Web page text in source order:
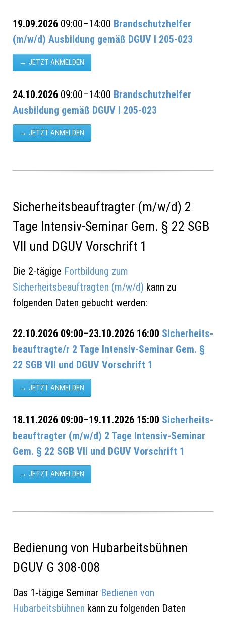
19.09.202609:00–14:00 Brandschutzhelfer
(m/w/d) Ausbildung gemäß DGUV I 205-023
JETZT ANMELDEN
24.10.202609:00–14:00 Brandschutzhelfer
Ausbildung gemäß DGUV I 205-023
JETZT ANMELDEN
Sicherheitsbeauftragter (m/w/d) 2
Tage Intensiv-Seminar Gem. § 22 SGB
VII und DGUV Vorschrift 1
Die 2-tägige Fortbildung zum
Sicherheitsbeauftragten (m/w/d) kann zu
folgenden Daten gebucht werden:
22.10.2026 09:00–23.10.2026 16:00 Sicherheits­
beauf­trag­te/r 2 Tage Intensiv-Seminar Gem. §
22 SGB VII und DGUV Vorschrift 1
JETZT ANMELDEN
18.11.2026 09:00–19.11.2026 15:00 Sicherheits­
beauf­trag­ter (m/w/d) 2 Tage Intensiv-Seminar
Gem. § 22 SGB VII und DGUV Vorschrift 1
JETZT ANMELDEN
Bedienung von Hubarbeitsbühnen
DGUV G 308-008
Das 1-tägige Seminar Bedienen von
Hubarbeitsbühnen kann zu folgenden Daten